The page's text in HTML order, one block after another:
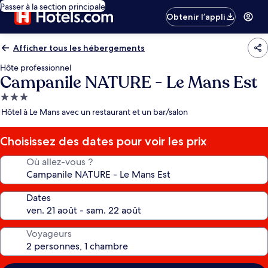
Passer à la section principale
Obtenir l’appli
Afficher tous les hébergements
Hôte professionnel
Campanile NATURE - Le Mans Est
Hébergement
3.0 étoiles
Hôtel à Le Mans avec un restaurant et un bar/salon
Choisissez des dates pour voir les prix
Où allez-vous ?
Dates
Voyageurs